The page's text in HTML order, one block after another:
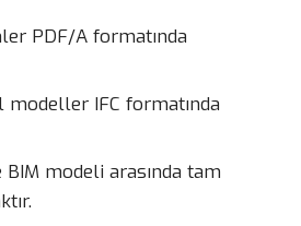
PDF/A formatında
IFC formatında
modeli arasında tam